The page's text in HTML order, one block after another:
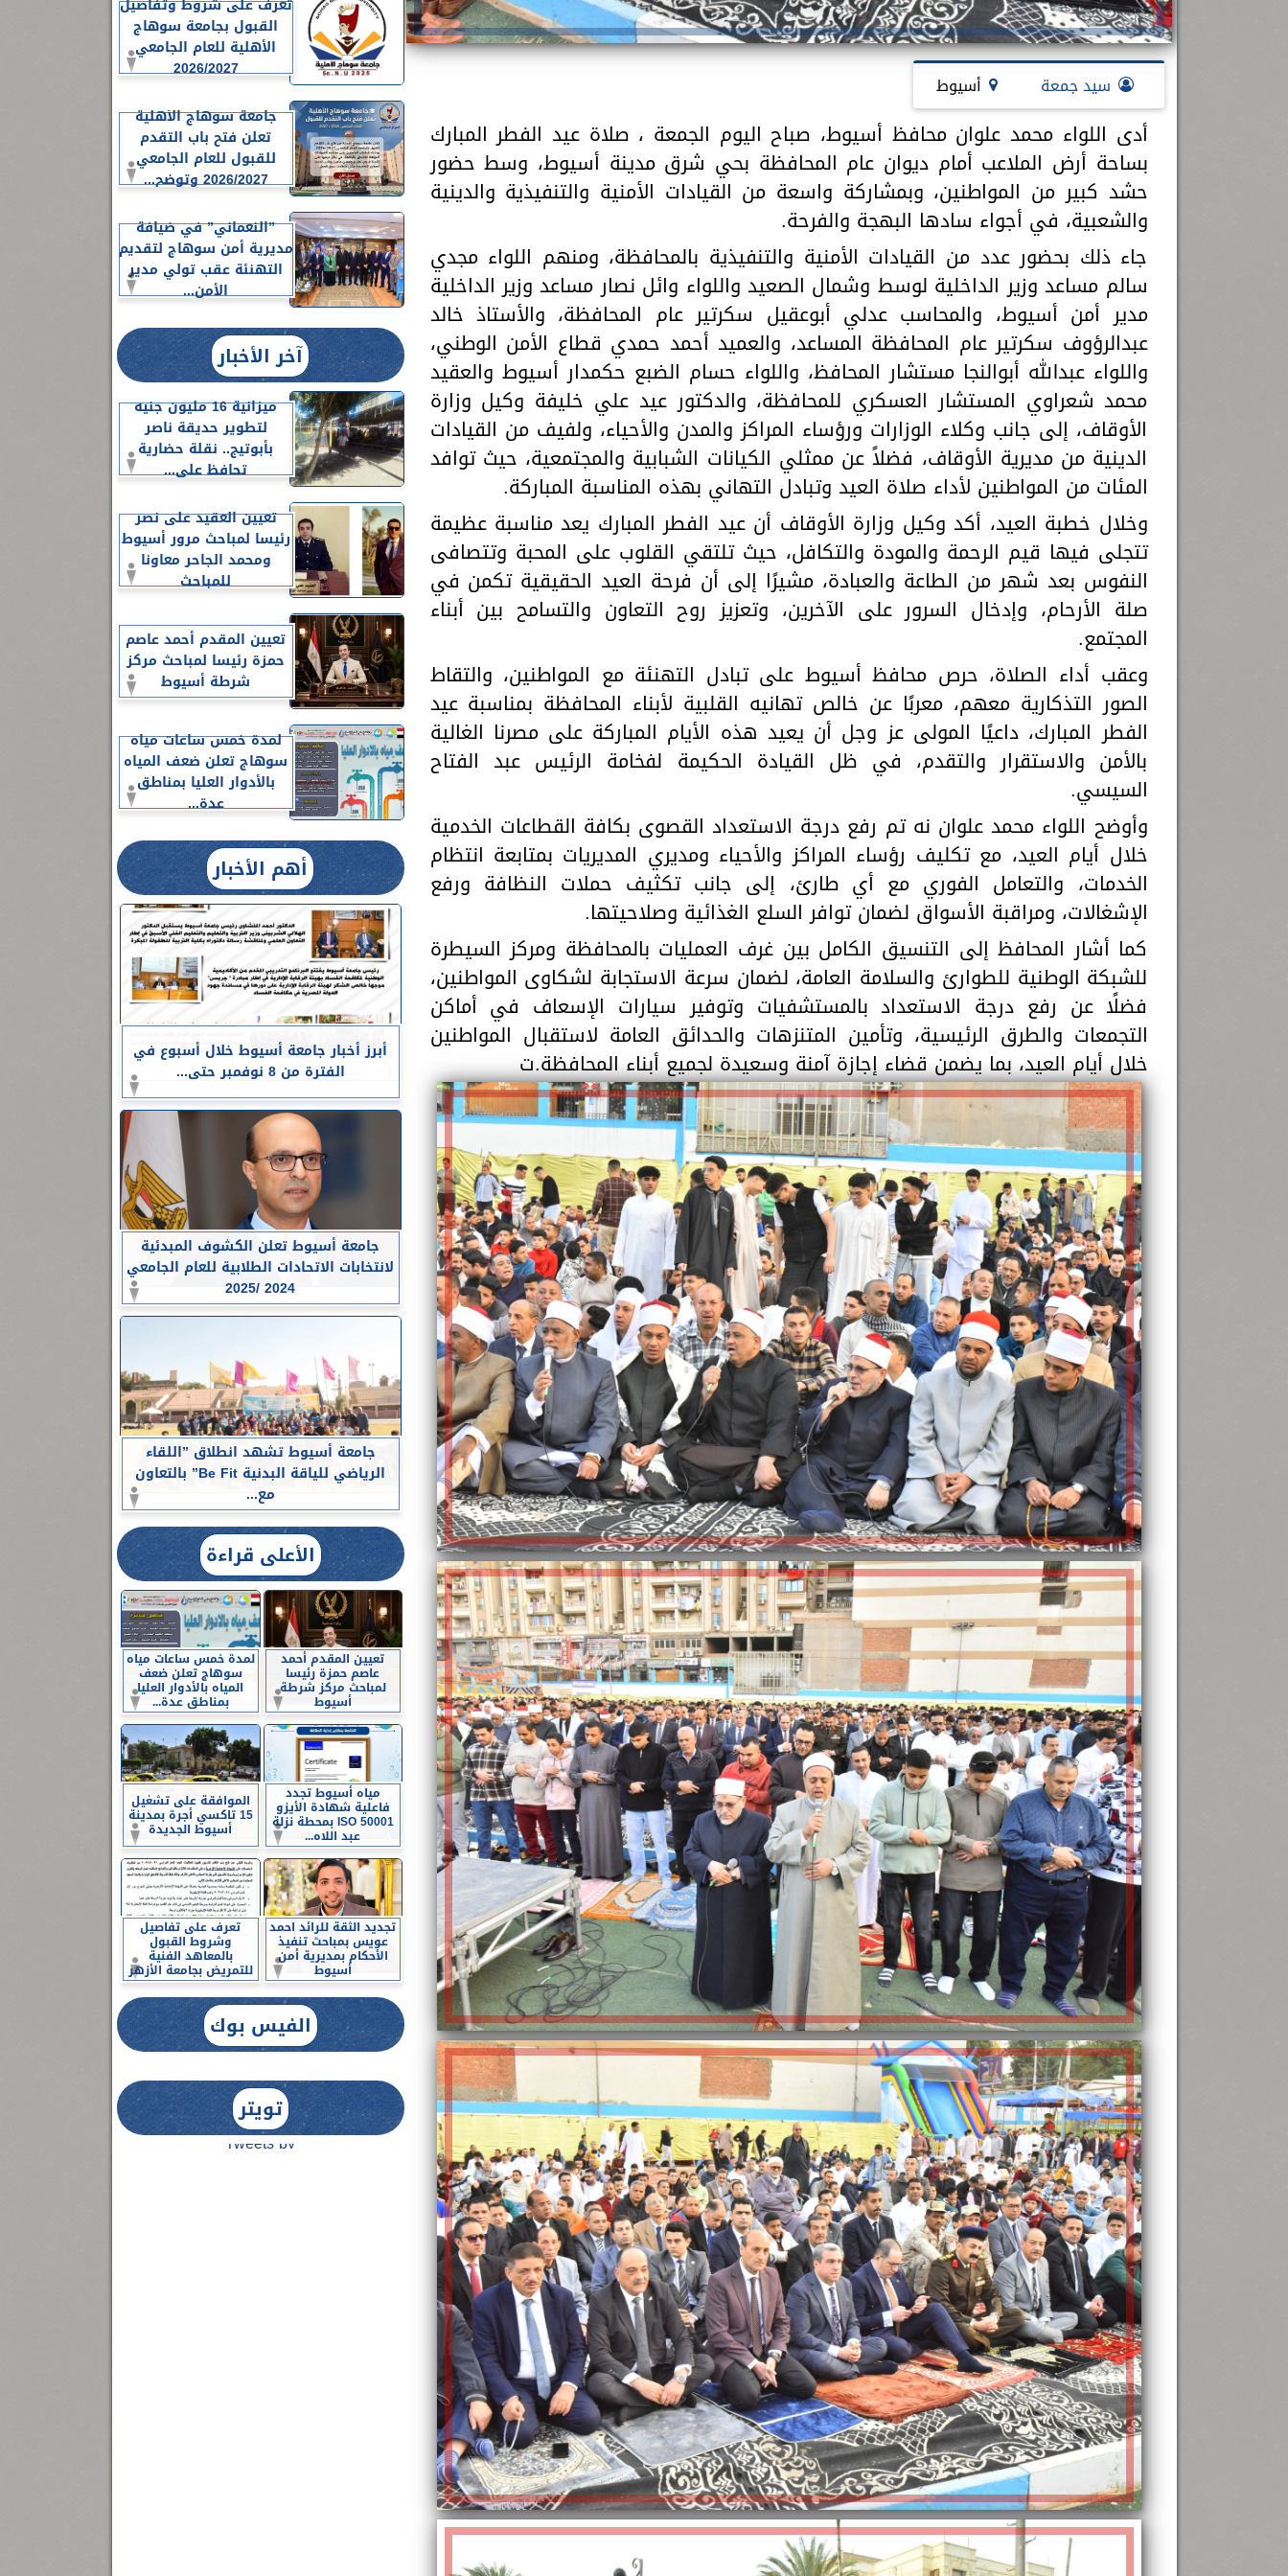
سيد جمعة أسيوط
أدى اللواء محمد علوان محافظ أسيوط، صباح اليوم الجمعة ، صلاة عيد الفطر المبارك
بساحة أرض الملاعب أمام ديوان عام المحافظة بحي شرق مدينة أسيوط، وسط حضور
حشد كبير من المواطنين، وبمشاركة واسعة من القيادات الأمنية والتنفيذية والدينية
والشعبية، في أجواء سادها البهجة والفرحة.
جاء ذلك بحضور عدد من القيادات الأمنية والتنفيذية بالمحافظة، ومنهم اللواء مجدي
سالم مساعد وزير الداخلية لوسط وشمال الصعيد واللواء وائل نصار مساعد وزير الداخلية
مدير أمن أسيوط، والمحاسب عدلي أبوعقيل سكرتير عام المحافظة، والأستاذ خالد
عبدالرؤوف سكرتير عام المحافظة المساعد، والعميد أحمد حمدي قطاع الأمن الوطني،
واللواء عبدالله أبوالنجا مستشار المحافظ، واللواء حسام الضبع حكمدار أسيوط والعقيد
محمد شعراوي المستشار العسكري للمحافظة، والدكتور عيد علي خليفة وكيل وزارة
الأوقاف، إلى جانب وكلاء الوزارات ورؤساء المراكز والمدن والأحياء، ولفيف من القيادات
الدينية من مديرية الأوقاف، فضلاً عن ممثلي الكيانات الشبابية والمجتمعية، حيث توافد
المئات من المواطنين لأداء صلاة العيد وتبادل التهاني بهذه المناسبة المباركة.
وخلال خطبة العيد، أكد وكيل وزارة الأوقاف أن عيد الفطر المبارك يعد مناسبة عظيمة
تتجلى فيها قيم الرحمة والمودة والتكافل، حيث تلتقي القلوب على المحبة وتتصافى
النفوس بعد شهر من الطاعة والعبادة، مشيرًا إلى أن فرحة العيد الحقيقية تكمن في
صلة الأرحام، وإدخال السرور على الآخرين، وتعزيز روح التعاون والتسامح بين أبناء
المجتمع.
وعقب أداء الصلاة، حرص محافظ أسيوط على تبادل التهنئة مع المواطنين، والتقاط
الصور التذكارية معهم، معربًا عن خالص تهانيه القلبية لأبناء المحافظة بمناسبة عيد
الفطر المبارك، داعيًا المولى عز وجل أن يعيد هذه الأيام المباركة على مصرنا الغالية
بالأمن والاستقرار والتقدم، في ظل القيادة الحكيمة لفخامة الرئيس عبد الفتاح
السيسي.
وأوضح اللواء محمد علوان نه تم رفع درجة الاستعداد القصوى بكافة القطاعات الخدمية
خلال أيام العيد، مع تكليف رؤساء المراكز والأحياء ومديري المديريات بمتابعة انتظام
الخدمات، والتعامل الفوري مع أي طارئ، إلى جانب تكثيف حملات النظافة ورفع
الإشغالات، ومراقبة الأسواق لضمان توافر السلع الغذائية وصلاحيتها.
كما أشار المحافظ إلى التنسيق الكامل بين غرف العمليات بالمحافظة ومركز السيطرة
للشبكة الوطنية للطوارئ والسلامة العامة، لضمان سرعة الاستجابة لشكاوى المواطنين،
فضلًا عن رفع درجة الاستعداد بالمستشفيات وتوفير سيارات الإسعاف في أماكن
التجمعات والطرق الرئيسية، وتأمين المتنزهات والحدائق العامة لاستقبال المواطنين
خلال أيام العيد، بما يضمن قضاء إجازة آمنة وسعيدة لجميع أبناء المحافظة.ت
تعرف على شروط وتفاصيل
القبول بجامعة سوهاج
الأهلية للعام الجامعي
2026/2027
جامعة سوهاج الأهلية
تعلن فتح باب التقدم
للقبول للعام الجامعي
2026/2027 وتوضح...
”النعماني” في ضيافة
مديرية أمن سوهاج لتقديم
التهنئة عقب تولي مدير
الأمن...
آخر الأخبار
ميزانية 16 مليون جنيه
لتطوير حديقة ناصر
بأبوتيج.. نقلة حضارية
تحافظ على...
تعيين العقيد على نصر
رئيسا لمباحث مرور أسيوط
ومحمد الجاحر معاونا
للمباحث
تعيين المقدم أحمد عاصم
حمزة رئيسا لمباحث مركز
شرطة أسيوط
لمدة خمس ساعات مياه
سوهاج تعلن ضعف المياه
بالأدوار العليا بمناطق
عدة...
أهم الأخبار
أبرز أخبار جامعة أسيوط خلال أسبوع في
الفترة من 8 نوفمبر حتى...
جامعة أسيوط تعلن الكشوف المبدئية
لانتخابات الاتحادات الطلابية للعام الجامعي
2024 /2025
جامعة أسيوط تشهد انطلاق ”اللقاء
الرياضي للياقة البدنية Be Fit” بالتعاون
مع...
الأعلى قراءة
تعيين المقدم أحمد
عاصم حمزة رئيسا
لمباحث مركز شرطة
أسيوط
لمدة خمس ساعات مياه
سوهاج تعلن ضعف
المياه بالأدوار العليا
بمناطق عدة...
مياه أسيوط تجدد
فاعلية شهادة الأيزو
ISO 50001 بمحطة نزلة
عبد اللاه...
الموافقة على تشغيل
15 تاكسي أجرة بمدينة
أسيوط الجديدة
تجديد الثقة للرائد احمد
عويس بمباحث تنفيذ
الأحكام بمديرية أمن
أسيوط
تعرف على تفاصيل
وشروط القبول
بالمعاهد الفنية
للتمريض بجامعة الأزهر
الفيس بوك
تويتر
Tweets by